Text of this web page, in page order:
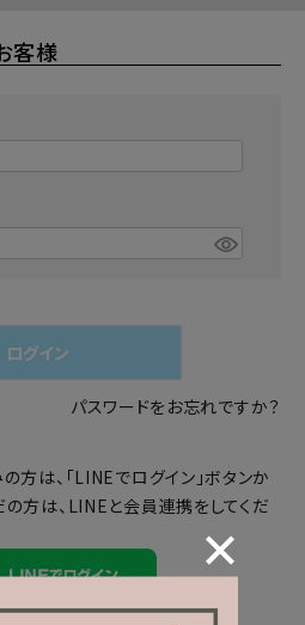
客様
ログイン
パスワードをお忘れですか？
は、「LINEでログイン」ボタンか
方は、 LINEと会員連携をしてくだ